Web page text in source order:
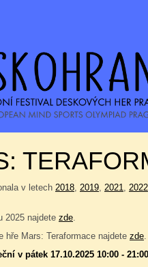
v letech 2018, 2019, 2021, 2022
2025 najdete zde.
hře Mars: Teraformace najdete zde.
v pátek 17.10.2025 10:00 -